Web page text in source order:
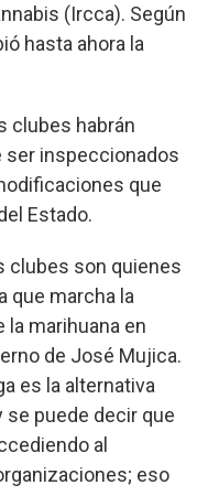
(Ircca). Según
hasta ahora la
clubes habrán
ser inspeccionados
que
Estado.
clubes son quienes
que marcha la
la marihuana en
de José Mujica.
es la alternativa
se puede decir que
al
eso